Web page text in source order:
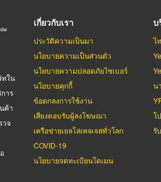
ทใน
าร
ค้า
วจ
เกี่ยวกับเรา
ประวัติความเป็นมา
นโยบายความเป็นส่วนตัว
นโยบายความปลอดภัยไซเบอร์
นโยบายคุกกี้
ข้อตกลงการใช้งาน
เสียงตอบรับผู้ลงโฆษณา
เครือข่ายเยลโล่เพจเจสทั่วโลก
COVID-19
นโยบายจดทะเบียนโดเมน
บ
ไ
น
โ
รั